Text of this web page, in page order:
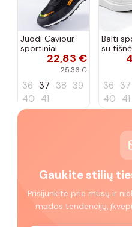
Juodi Caviour
sportiniai
sportbačiai22,83 €
25,36 €
36 37 38 39
40 41
Balti
su
Peyton
36 37
40 41
Gaukite stilių
Prisijunkite prie mūsų ir
mados tendencijų,